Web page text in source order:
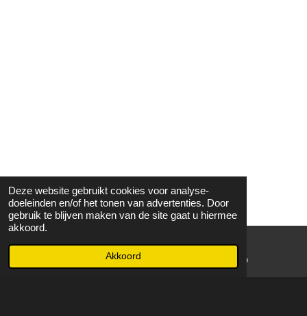
Deze website gebruikt cookies voor analyse-
doeleinden en/of het tonen van advertenties. Door
gebruik te blijven maken van de site gaat u hiermee
akkoord.
Akkoord WhatsApp